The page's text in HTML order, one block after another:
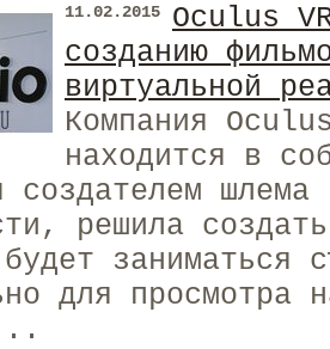
11.02.2015
Oculus
созданию
виртуальной
Компания
находится в
создателем шлема
решила
заниматься
для